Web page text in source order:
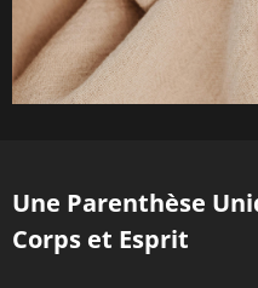
Une Parenthèse
Corps et Esprit